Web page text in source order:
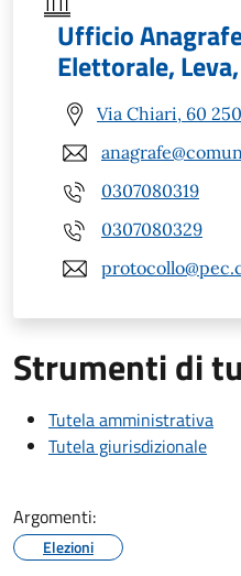
Ufficio
Elettorale,
Via Chiari, 60
0307080319
0307080329
Strumenti di
Tutela amministrativa
Tutela giurisdizionale
Argomenti:
Elezioni